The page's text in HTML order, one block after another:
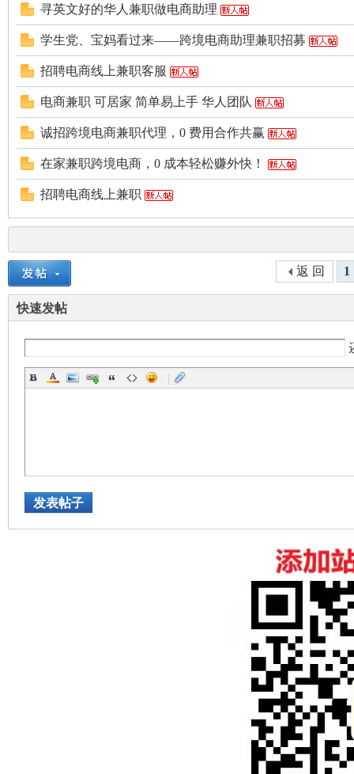
寻英文好的华人兼职做电商助理
学生党、宝妈看过来——跨境电商助理兼职招募
招聘电商线上兼职客服
电商兼职 可居家 简单易上手 华人团队
诚招跨境电商兼职代理，0 费用合作共赢
在家兼职跨境电商，0 成本轻松赚外快！
招聘电商线上兼职
1
返 回
快速发帖
|
发表帖子